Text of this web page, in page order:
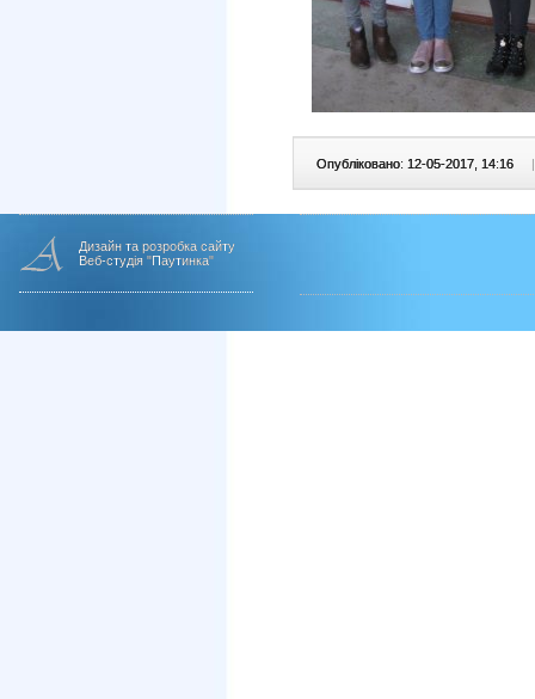
Опубліковано: 12-05-2017, 14:16 |
Дизайн та розробка сайту
Веб-студія "Паутинка"